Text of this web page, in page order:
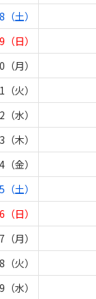
（土）
（日）
（月）
（火）
（水）
（木）
（金）
（土）
（日）
（月）
（火）
（水）